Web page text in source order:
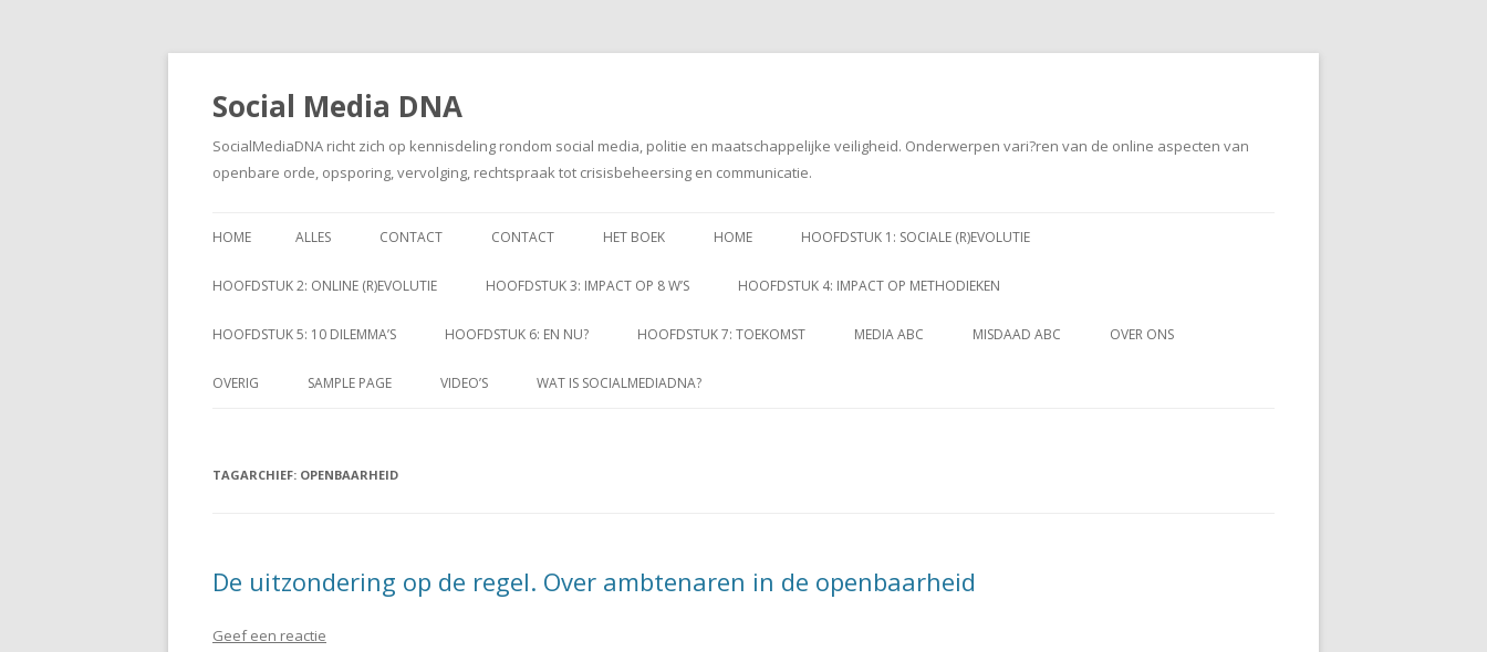
Social Media DNA
SocialMediaDNA richt zich op kennisdeling rondom social media, politie en maatschappelijke veiligheid. Onderwerpen vari?ren van de online aspecten van
openbare orde, opsporing, vervolging, rechtspraak tot crisisbeheersing en communicatie.
naar
HOME ALLES CONTACT CONTACT HET BOEK HOME HOOFDSTUK 1: SOCIALE (R)EVOLUTIE
HOOFDSTUK 2: ONLINE (R)EVOLUTIE HOOFDSTUK 3: IMPACT OP 8 W’S HOOFDSTUK 4: IMPACT OP METHODIEKEN
HOOFDSTUK 5: 10 DILEMMA’S HOOFDSTUK 6: EN NU? HOOFDSTUK 7: TOEKOMST MEDIA ABC MISDAAD ABC OVER ONS
OVERIG SAMPLE PAGE VIDEO’S WAT IS SOCIALMEDIADNA?
TAGARCHIEF: OPENBAARHEID
De uitzondering op de regel. Over ambtenaren in de openbaarheid
Geef een reactie